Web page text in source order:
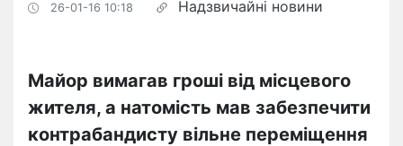
26-01-16 10:18 Надзвичайні новини
Майор вимагав гроші від місцевого
жителя, а натомість мав забезпечити
контрабандисту вільне переміщення